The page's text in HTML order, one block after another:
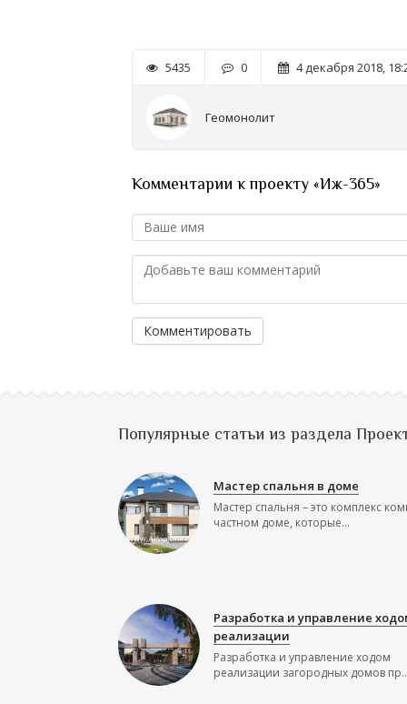
5435 0 4 декабря 2018,
Геомонолит
Комментарии к проекту «Иж-365»
Комментировать
Популярные статьи из раздела
Мастер спальня в доме
Мастер спальня – это комплекс
частном доме, которые...
Разработка и управление
реализации
Разработка и управление ходом
реализации загородных домов